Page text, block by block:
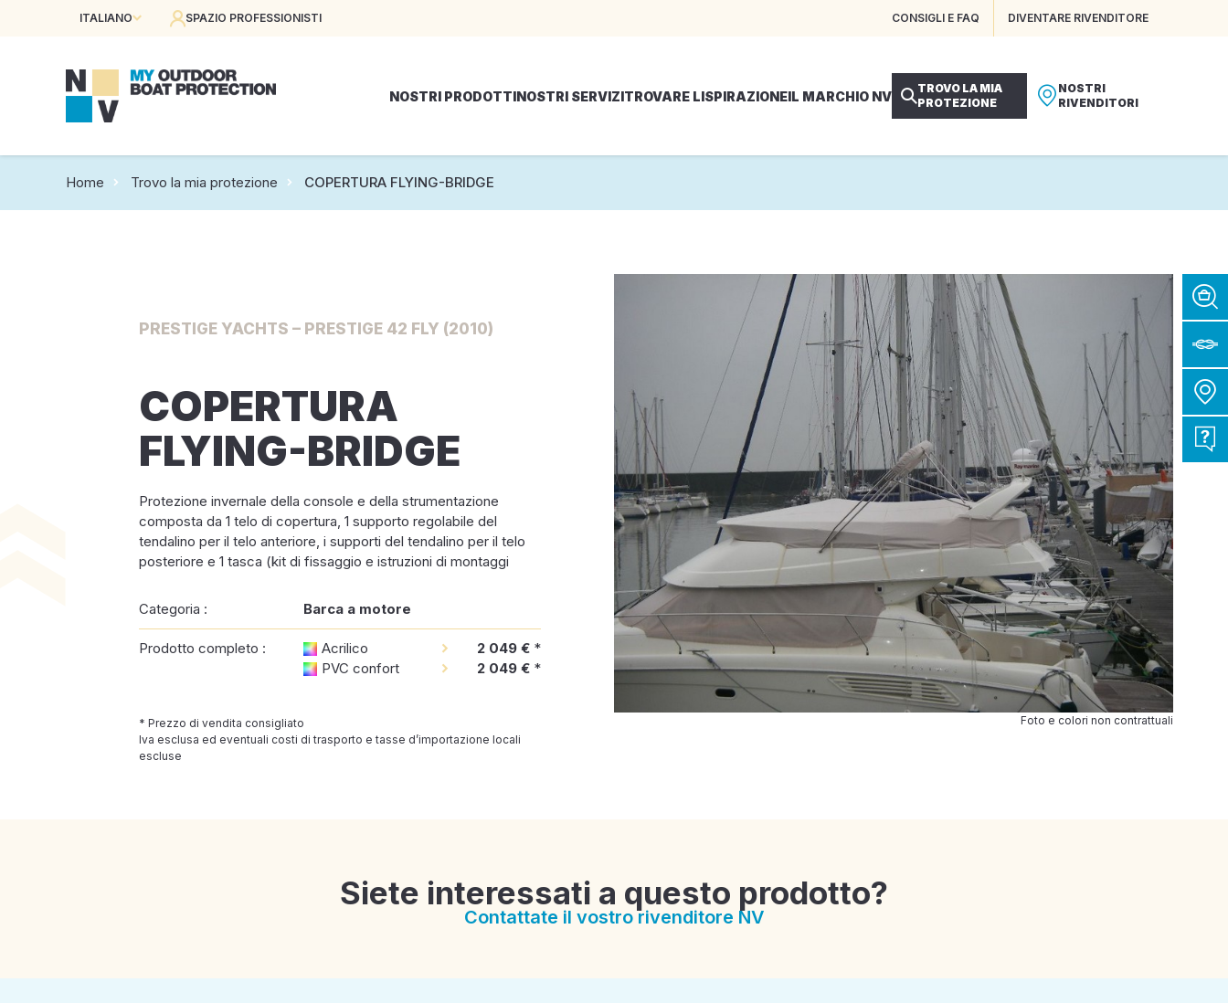
ITALIANO SPAZIO PROFESSIONISTI CONSIGLI E FAQ DIVENTARE RIVENDITORE
NOSTRI PRODOTTINOSTRI SERVIZITROVARE LISPIRAZIONEIL MARCHIO NV
TROVO LA MIA
PROTEZIONE
NOSTRI
RIVENDITORI
Home Trovo la mia protezione COPERTURA FLYING-BRIDGE
PRESTIGE YACHTS – PRESTIGE 42 FLY (2010)
COPERTURA
FLYING-BRIDGE
Protezione invernale della console e della strumentazione
composta da 1 telo di copertura, 1 supporto regolabile del
tendalino per il telo anteriore, i supporti del tendalino per il telo
posteriore e 1 tasca (kit di fissaggio e istruzioni di montaggi
Categoria : Barca a motore
Prodotto completo : Acrilico 2 049 € *
PVC confort
2 049 € *
* Prezzo di vendita consigliato
Iva esclusa ed eventuali costi di trasporto e tasse d’importazione locali
escluse
Foto e colori non contrattuali
Siete interessati a questo prodotto?
Contattate il vostro rivenditore NV